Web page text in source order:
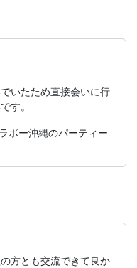
いたため直接会いに行
す。
ボー沖縄のパーティー
方とも交流できて良か